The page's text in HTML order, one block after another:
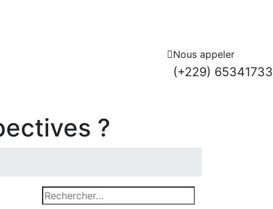
Nous appeler
(+229) 65341733
?
Rechercher :